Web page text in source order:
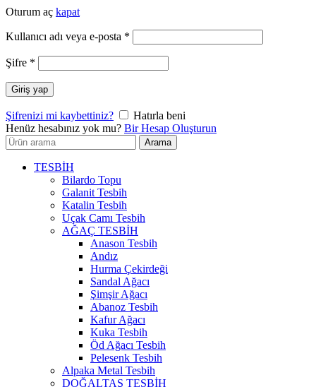
Oturum aç kapat
Kullanıcı adı veya e-posta *
Şifre *
Giriş yap
Şifrenizi mi kaybettiniz?
Hatırla beni
Henüz hesabınız yok mu? Bir Hesap Oluşturun
Arayın:
Arama
TESBİH
Bilardo Topu
Galanit Tesbih
Katalin Tesbih
Uçak Camı Tesbih
AĞAÇ TESBİH
Anason Tesbih
Andız
Hurma Çekirdeği
Sandal Ağacı
Şimşir Ağacı
Abanoz Tesbih
Kafur Ağacı
Kuka Tesbih
Öd Ağacı Tesbih
Pelesenk Tesbih
Alpaka Metal Tesbih
DOĞALTAŞ TESBİH